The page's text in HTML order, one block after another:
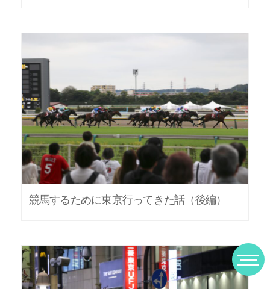
競馬するために東京行ってきた話（後編）